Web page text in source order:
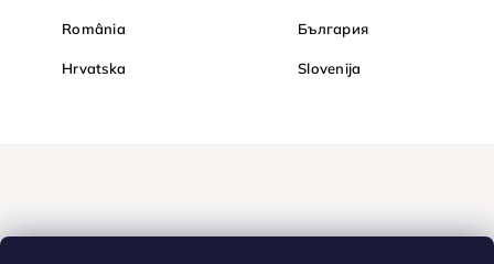
România България
Hrvatska Slovenija